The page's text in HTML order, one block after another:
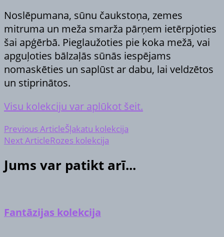
Noslēpumana, sūnu čaukstoņa, zemes
mitruma un meža smarža pārņem ietērpjoties
šai apģērbā. Pieglaužoties pie koka mežā, vai
apguļoties bālzaļās sūnās iespējams
nomaskēties un saplūst ar dabu, lai veldzētos
un stiprinātos.
Visu kolekciju var aplūkot šeit.
Post
Navigation
Previous ArticleŠļakatu kolekcija
Next ArticleRozes kolekcija
Jums var patikt arī...
Fantāzijas kolekcija